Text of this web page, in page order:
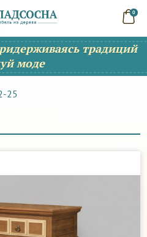
0
традиций
моде
25